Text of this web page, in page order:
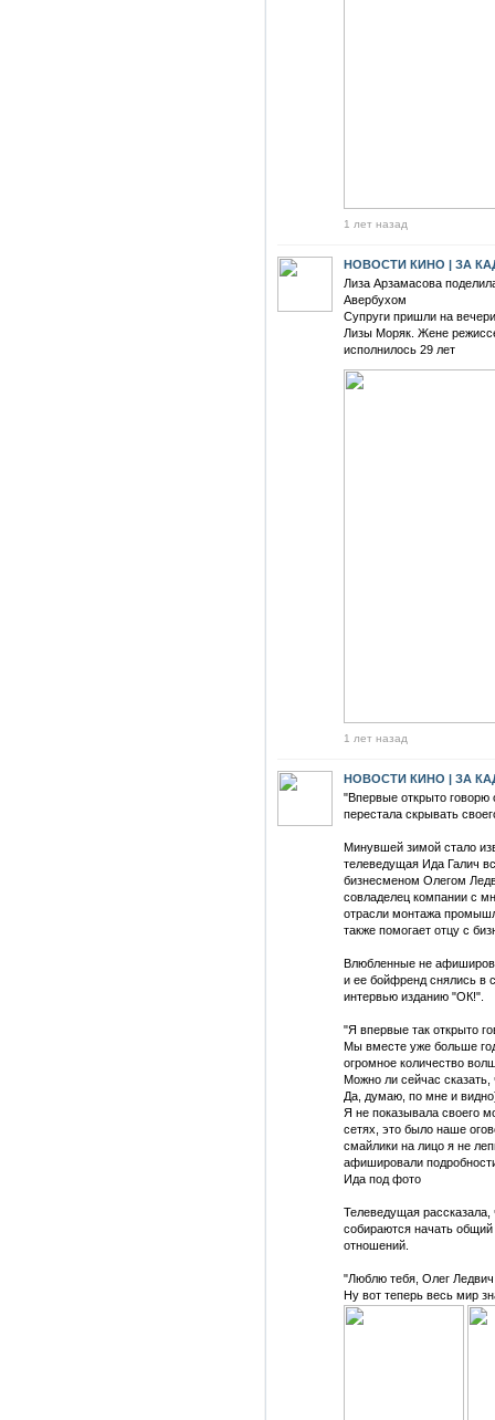
1 лет назад
НОВОСТИ КИНО | ЗА
Лиза Арзамасова
Авербухом
Супруги пришли на
Лизы Моряк. Жене
исполнилось 29 лет
1 лет назад
НОВОСТИ КИНО | ЗА
"Впервые открыто говорю
перестала скрывать
Минувшей зимой стало
телеведущая Ида Галич
бизнесменом Олегом
совладелец компании с
отрасли монтажа
также помогает отцу с
Влюбленные не
и ее бойфренд снялись в
интервью изданию "ОК!".
"Я впервые так открыто
Мы вместе уже больше
огромное количество
Можно ли сейчас сказать,
Да, думаю, по мне и
Я не показывала своего
сетях, это было наше
смайлики на лицо я не
афишировали
Ида под фото
Телеведущая
собираются начать
отношений.
"Люблю тебя, Олег
Ну вот теперь весь мир